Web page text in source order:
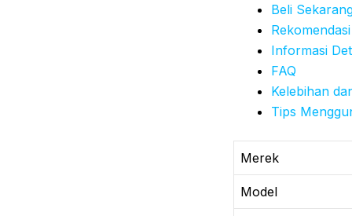
Beli
Rekomendasi
Informasi
FAQ
Kelebihan
Tips
Merek
Model